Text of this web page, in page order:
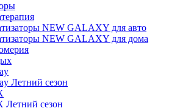
NEW GALAXY для авто
NEW GALAXY для дома
Летний сезон
Летний сезон